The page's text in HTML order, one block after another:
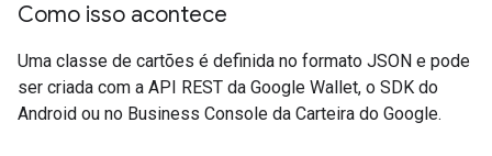
Como isso acontece
Uma classe de cartões é definida no formato JSON e pode
ser criada com a API REST da Google Wallet, o SDK do
Android ou no Business Console da Carteira do Google.